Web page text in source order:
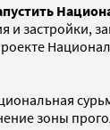
застройки,
зоны